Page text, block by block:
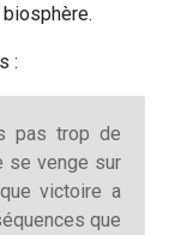
:
pas trop de
se venge sur
victoire a
que